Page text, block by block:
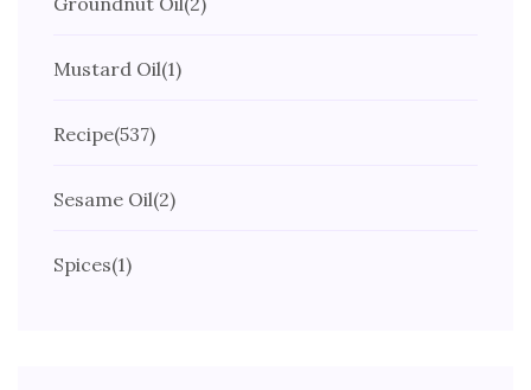
Mustard Oil(1)
Recipe(537)
Sesame Oil(2)
Spices(1)